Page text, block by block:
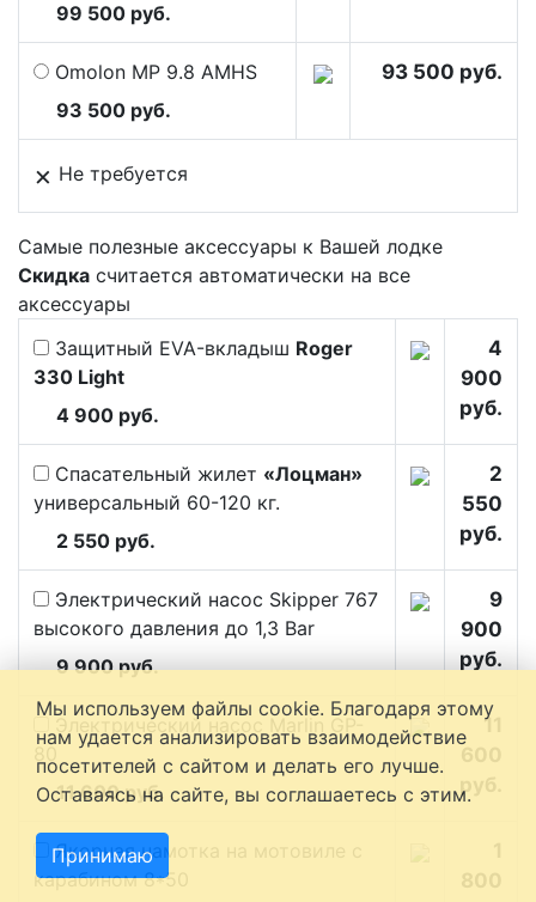
99 500 руб.
Omolon MP 9.8 AMHS
93 500 руб.
93 500 руб.
× Не требуется
Самые полезные аксессуары к Вашей лодке
Скидка считается автоматически на все
аксессуары
Защитный EVA-вкладыш Roger
330 Light
4 900 руб.
4
900
руб.
Спасательный жилет «Лоцман»
универсальный 60-120 кг.
2 550 руб.
2
550
руб.
Электрический насос Skipper 767
высокого давления до 1,3 Bar
9 900 руб.
9
900
руб.
Электрический насос Marlin GP-
11 600 руб.
11
руб.
Якорная намотка на мотовиле с
карабином 8*50
Мы используем файлы cookie. Благодаря этому
нам удается анализировать взаимодействие
посетителей с сайтом и делать его лучше.
Оставаясь на сайте, вы соглашаетесь с этим.
Принимаю